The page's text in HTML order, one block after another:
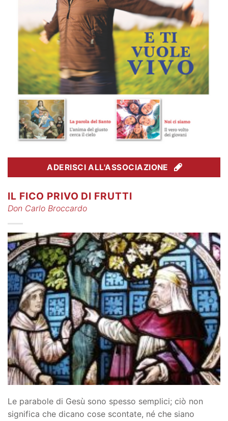
ADERISCI ALL'ASSOCIAZIONE
IL FICO PRIVO DI FRUTTI
Don Carlo Broccardo
Le parabole di Gesù sono spesso semplici; ciò non
significa che dicano cose scontate, né che siano